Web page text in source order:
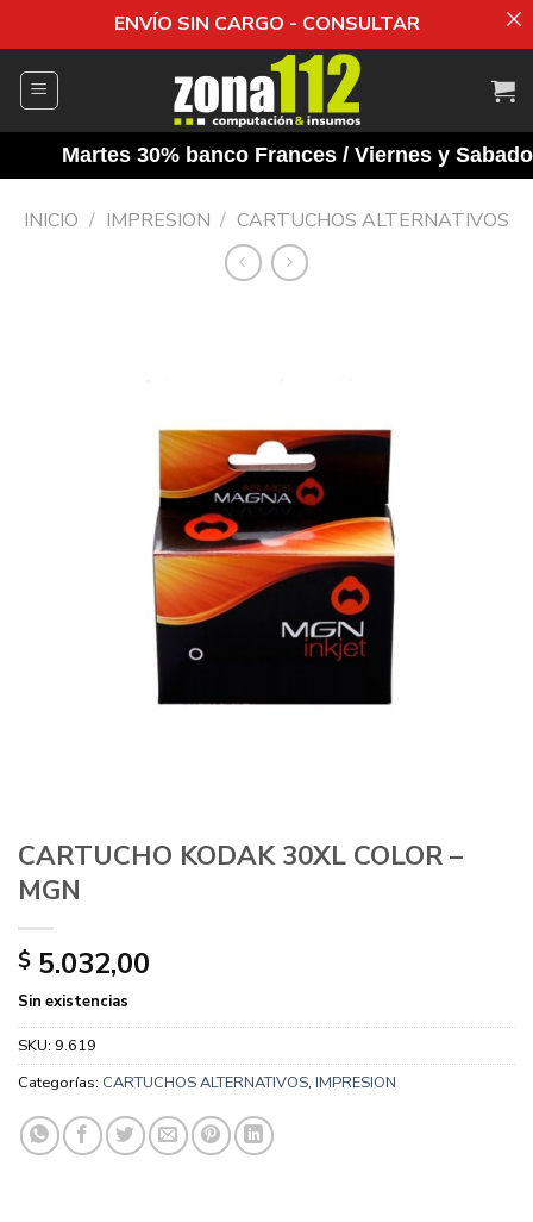
ENVÍO SIN CARGO - CONSULTAR
Martes 30% banco Frances / Viernes y
INICIO / IMPRESION / CARTUCHOS ALTERNATIVOS
CARTUCHO KODAK 30XL COLOR –
MGN
$ 5.032,00
Sin existencias
SKU: 9.619
Categorías: CARTUCHOS ALTERNATIVOS, IMPRESION